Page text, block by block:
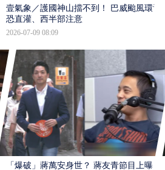
壹氣象／護國神山擋不到！ 巴威颱風環流
恐直灌、西半部注意
2026-07-09 08:09
「爆破」蔣萬安身世？ 蔣友青節目上曝：